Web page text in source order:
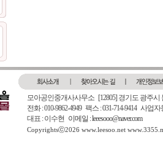
모아공인중개사사무소 [12805] 경기도 광주
전화 : 010-9862-4949 팩스 : 031-714-9414 사업
대표 : 이수현 이메일 : leeesooo@naver.com
Copyrightsⓒ2026 www.leesoo.net